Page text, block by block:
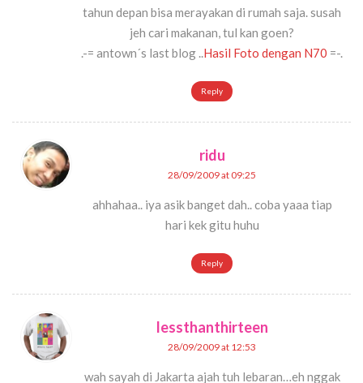
tahun depan bisa merayakan di rumah saja. susah
jeh cari makanan, tul kan goen?
.-= antown´s last blog ..Hasil Foto dengan N70 =-.
Reply
ridu
28/09/2009 at 09:25
ahhahaa.. iya asik banget dah.. coba yaaa tiap
hari kek gitu huhu
Reply
lessthanthirteen
28/09/2009 at 12:53
wah sayah di Jakarta ajah tuh lebaran…eh nggak